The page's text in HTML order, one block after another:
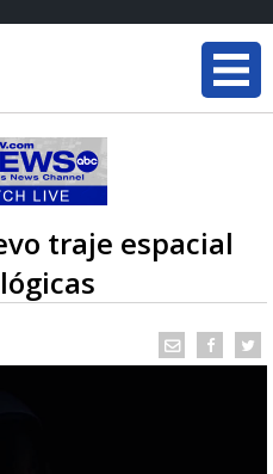
traje espacial